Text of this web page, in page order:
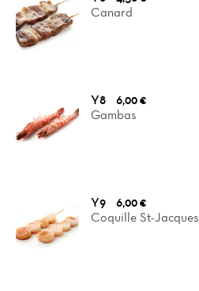
Canard
Y8
6,00 €
Gambas
Y9
6,00 €
Coquille St-Jacques